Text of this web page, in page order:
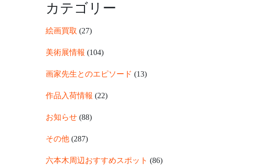
カテゴリー
絵画買取 (27)
美術展情報 (104)
画家先生とのエピソード (13)
作品入荷情報 (22)
お知らせ (88)
その他 (287)
六本木周辺おすすめスポット (86)